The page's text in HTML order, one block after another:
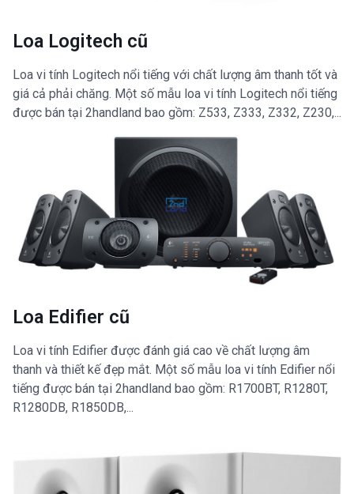
Loa Logitech cũ
Loa vi tính Logitech nổi tiếng với chất lượng âm thanh tốt và
giá cả phải chăng. Một số mẫu loa vi tính Logitech nổi tiếng
được bán tại 2handland bao gồm: Z533, Z333, Z332, Z230,...
Loa Edifier cũ
Loa vi tính Edifier được đánh giá cao về chất lượng âm
thanh và thiết kế đẹp mắt. Một số mẫu loa vi tính Edifier nổi
tiếng được bán tại 2handland bao gồm: R1700BT, R1280T,
R1280DB, R1850DB,...